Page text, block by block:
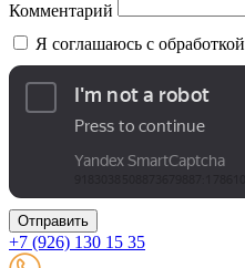
Комментарий
Я соглашаюсь с обработкой
Отправить
+7 (926) 130 15 35